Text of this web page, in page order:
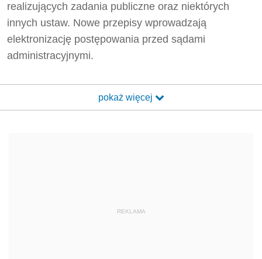
realizujących zadania publiczne oraz niektórych
innych ustaw. Nowe przepisy wprowadzają
elektronizację postępowania przed sądami
administracyjnymi.
pokaż więcej
REKLAMA